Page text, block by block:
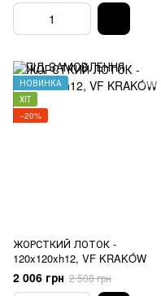
НОВИНКА
ХІТ
−20%
ЖОРСТКИЙ ЛОТОК -
120x120xh12, VF KRAKÓW
2 006 грн 2 508 грн